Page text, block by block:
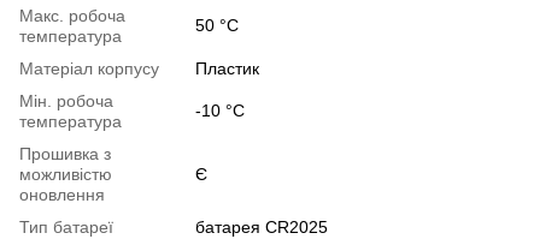
Макс. робоча
температура
50 °C
Матеріал корпусу
Пластик
Мін. робоча
температура
-10 °C
Прошивка з
можливістю
оновлення
Є
Тип батареї
батарея CR2025